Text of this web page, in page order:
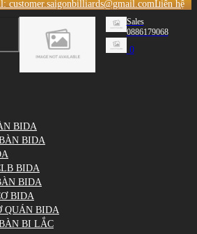
customer.saigonbilliards@gmail.comLiên hệ
Sales
0886179068
0
BIDA
BIDA
BIDA
BIDA
BIDA
QUÁN BIDA
BI LẮC